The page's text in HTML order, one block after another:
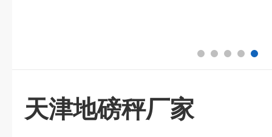
天津地磅秤厂家